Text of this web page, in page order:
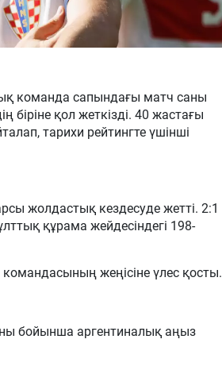
команда сапындағы матч саны
біріне қол жеткізді. 40 жастағы
тарихи рейтингте үшінші
жолдастық кездесуде жетті. 2:1
құрама жейдесіндегі 198-
жеңісіне үлес қосты.
бойынша аргентиналық аңыз